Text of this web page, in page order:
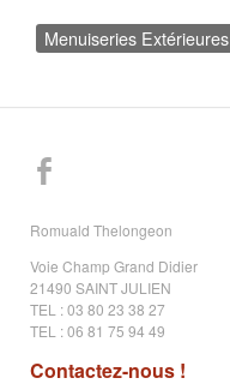
Menuiseries Extérieures
Romuald Thelongeon
Voie Champ Grand Didier
21490 SAINT JULIEN
TEL : 03 80 23 38 27
TEL : 06 81 75 94 49
Contactez-nous !